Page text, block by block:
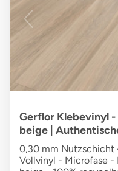
Gerflor Klebevinyl
beige |
0,30 mm Nutzschicht
Vollvinyl - Microfase -